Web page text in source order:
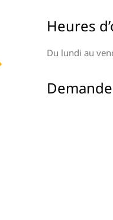
Heures
Du lundi au